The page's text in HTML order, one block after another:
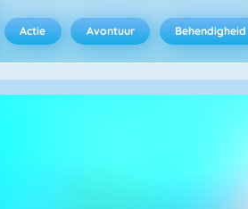
Actie Avontuur Behendigheid